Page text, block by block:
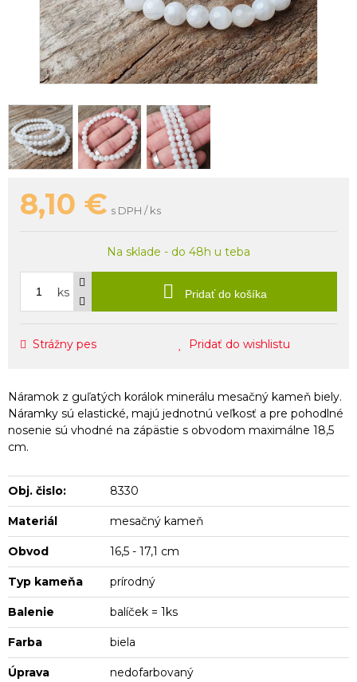
8,10 € s DPH / ks
Na sklade - do 48h u teba
ks Pridať do košíka
Strážny pes Pridať do wishlistu
Náramok z guľatých korálok minerálu mesačný kameň biely.
Náramky sú elastické, majú jednotnú veľkosť a pre pohodlné
nosenie sú vhodné na zápästie s obvodom maximálne 18,5
cm.
Obj. čislo: 8330
Materiál mesačný kameň
Obvod 16,5 - 17,1 cm
Typ kameňa prírodný
Balenie balíček = 1ks
Farba biela
Úprava nedofarbovaný